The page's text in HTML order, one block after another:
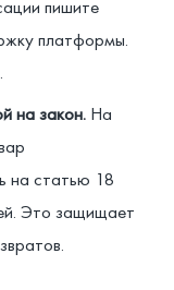
пишите
платформы.
на закон. На
на статью 18
Это защищает